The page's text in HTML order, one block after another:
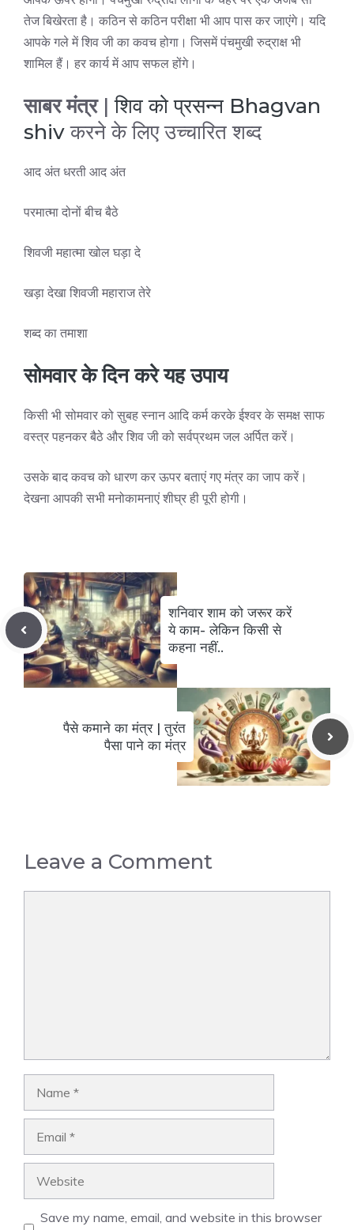
तेज बिखेरता है। कठिन से कठिन परीक्षा भी आप पास कर जाएंगे। यदि
आपके गले में शिव जी का कवच होगा। जिसमें पंचमुखी रुद्राक्ष भी
शामिल हैं। हर कार्य में आप सफल होंगे।
साबर मंत्र|शिव को प्रसन्न Bhagvan
shivकरने के लिए उच्चारित शब्द
आद अंत धरती आद अंत
परमात्मा दोनों बीच बैठे
शिवजी महात्मा खोल घड़ा दे
खड़ा देखा शिवजी महाराज तेरे
शब्द का तमाशा
सोमवार के दिन करे यह उपाय
किसी भी सोमवार को सुबह स्नान आदि कर्म करके ईश्वर के समक्ष साफ
वस्त्र पहनकर बैठे और शिव जी को सर्वप्रथम जल अर्पित करें।
उसके बाद कवच को धारण कर ऊपर बताएं गए मंत्र का जाप करें।
देखना आपकी सभी मनोकामनाएं शीघ्र ही पूरी होगी।
शनिवार शाम को जरूर करें
ये काम- लेकिन किसी से
कहना नहीं..
पैसे कमाने का मंत्र | तुरंत
पैसा पाने का मंत्र
Leave a Comment
Save my name, email, and website in this browser